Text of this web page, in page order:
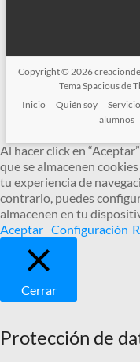
Copyright © 2026
TemaSpaciousde
Inicio
Quién soy
alumnos
Al hacer click en
que se almacenen
tu experiencia de
contrario, puedes
almacenen en tu
Aceptar Configuración
Cerrar
Protección de